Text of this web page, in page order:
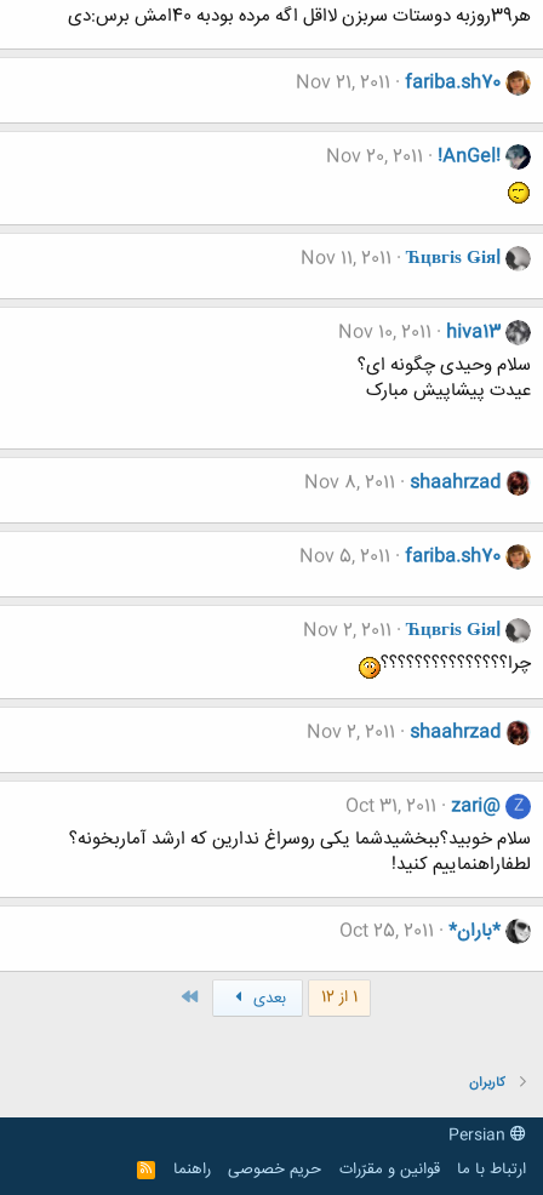
هر39روزبه دوستات سربزن لااقل اگه مرده بودبه 40امش برس:دی
fariba.sh70
Nov 21, 2011
!AnGel!
Nov 20, 2011
Ћцвгіѕ Ǥіяl
Nov 11, 2011
hiva13
Nov 10, 2011
سلام وحیدی چگونه ای؟
عیدت پیشاپیش مبارک
shaahrzad
Nov 8, 2011
fariba.sh70
Nov 5, 2011
Ћцвгіѕ Ǥіяl
Nov 2, 2011
چرا؟؟؟؟؟؟؟؟؟؟؟؟؟؟؟
shaahrzad
Nov 2, 2011
Z
zari@
Oct 31, 2011
سلام خوبید؟ببخشیدشما یکی روسراغ ندارین که ارشد آماربخونه؟
لطفاراهنماییم کنید!
*باران* Oct 25, 2011
1 از 12 بعدی
کاربران
ارتباط با ما
قوانین و مقرّرات حریم خصوصی راهنما
R
S